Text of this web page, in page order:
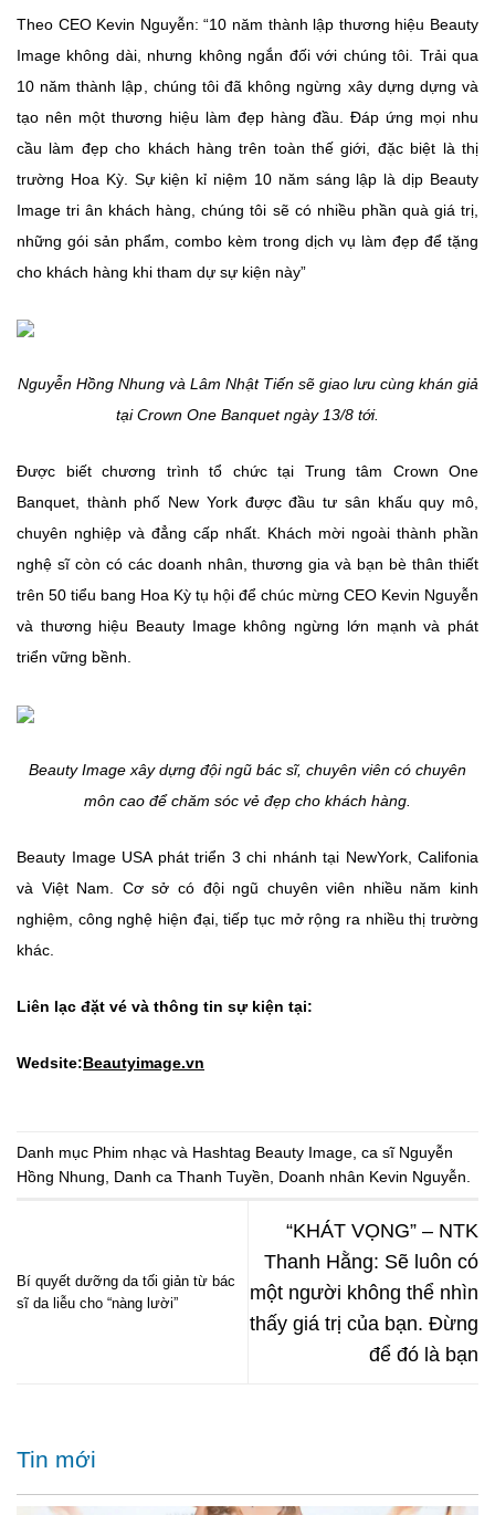
Theo CEO Kevin Nguyễn: “10 năm thành lập thương hiệu Beauty
Image không dài, nhưng không ngắn đối với chúng tôi. Trải qua
10 năm thành lập, chúng tôi đã không ngừng xây dựng dựng và
tạo nên một thương hiệu làm đẹp hàng đầu. Đáp ứng mọi nhu
cầu làm đẹp cho khách hàng trên toàn thế giới, đặc biệt là thị
trường Hoa Kỳ. Sự kiện kỉ niệm 10 năm sáng lập là dịp Beauty
Image tri ân khách hàng, chúng tôi sẽ có nhiều phần quà giá trị,
những gói sản phẩm, combo kèm trong dịch vụ làm đẹp để tặng
cho khách hàng khi tham dự sự kiện này”
Nguyễn Hồng Nhung và Lâm Nhật Tiến sẽ giao lưu cùng khán giả
tại Crown One Banquet ngày 13/8 tới.
Được biết chương trình tổ chức tại Trung tâm Crown One
Banquet, thành phố New York được đầu tư sân khấu quy mô,
chuyên nghiệp và đẳng cấp nhất. Khách mời ngoài thành phần
nghệ sĩ còn có các doanh nhân, thương gia và bạn bè thân thiết
trên 50 tiểu bang Hoa Kỳ tụ hội để chúc mừng CEO Kevin Nguyễn
và thương hiệu Beauty Image không ngừng lớn mạnh và phát
triển vững bềnh.
Beauty Image xây dựng đội ngũ bác sĩ, chuyên viên có chuyên
môn cao để chăm sóc vẻ đẹp cho khách hàng.
Beauty Image USA phát triển 3 chi nhánh tại NewYork, Califonia
và Việt Nam. Cơ sở có đội ngũ chuyên viên nhiều năm kinh
nghiệm, công nghệ hiện đại, tiếp tục mở rộng ra nhiều thị trường
khác.
Liên lạc đặt vé và thông tin sự kiện tại:
Wedsite:Beautyimage.vn
Danh mục Phim nhạc và Hashtag Beauty Image ca sĩ Nguyễn
Hồng Nhung
Danh ca Thanh Tuyền Doanh nhân Kevin Nguyễn
Bí quyết dưỡng da tối giản từ bác
sĩ da liễu cho “nàng lười”
“KHÁT VỌNG” – NTK
Thanh Hằng: Sẽ luôn có
một người không thể nhìn
thấy giá trị của bạn. Đừng
để đó là bạn
Tin mới